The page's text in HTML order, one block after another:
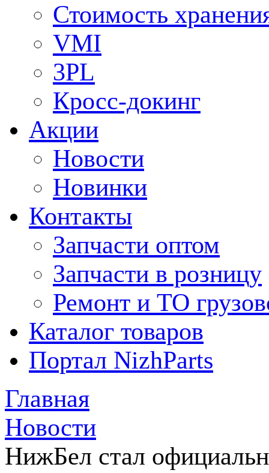
Стоимость
VMI
3PL
Кросс-докинг
Акции
Новости
Новинки
Контакты
Запчасти оптом
Запчасти в розницу
Ремонт и ТО
Каталог товаров
Портал NizhParts
Главная
Новости
НижБел стал